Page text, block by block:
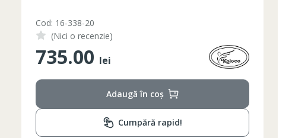
Cod: 1210046
(Nici o recenzie)
348.00 lei
Adaugă în coș
Cumpără rapid!